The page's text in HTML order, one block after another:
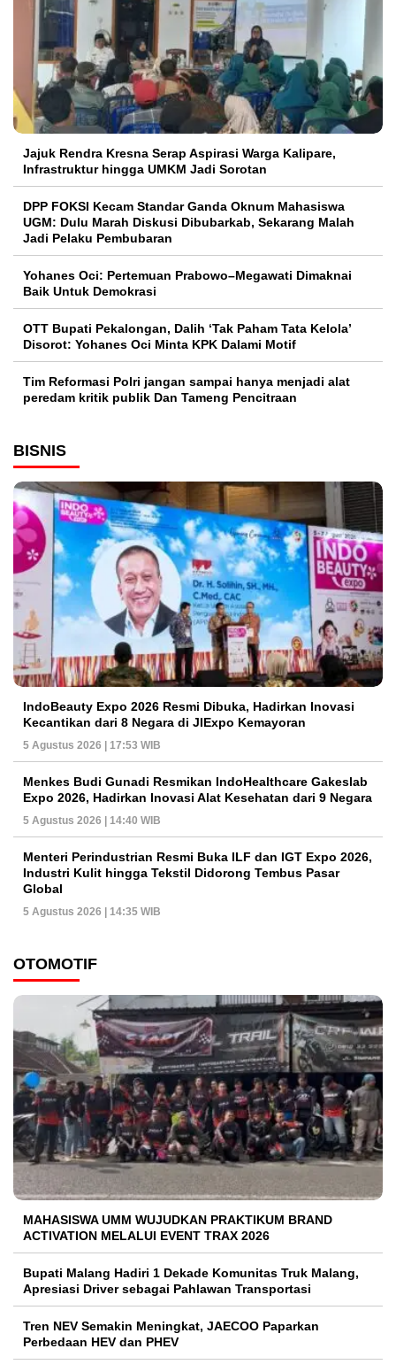
Jajuk Rendra Kresna Serap Aspirasi Warga Kalipare,
Infrastruktur hingga UMKM Jadi Sorotan
DPP FOKSI Kecam Standar Ganda Oknum Mahasiswa
UGM: Dulu Marah Diskusi Dibubarkab, Sekarang Malah
Jadi Pelaku Pembubaran
Yohanes Oci: Pertemuan Prabowo–Megawati Dimaknai
Baik Untuk Demokrasi
OTT Bupati Pekalongan, Dalih ‘Tak Paham Tata Kelola’
Disorot: Yohanes Oci Minta KPK Dalami Motif
Tim Reformasi Polri jangan sampai hanya menjadi alat
peredam kritik publik Dan Tameng Pencitraan
BISNIS
IndoBeauty Expo 2026 Resmi Dibuka, Hadirkan Inovasi
Kecantikan dari 8 Negara di JIExpo Kemayoran
5 Agustus 2026 | 17:53 WIB
Menkes Budi Gunadi Resmikan IndoHealthcare Gakeslab
Expo 2026, Hadirkan Inovasi Alat Kesehatan dari 9 Negara
5 Agustus 2026 | 14:40 WIB
Menteri Perindustrian Resmi Buka ILF dan IGT Expo 2026,
Industri Kulit hingga Tekstil Didorong Tembus Pasar
Global
5 Agustus 2026 | 14:35 WIB
OTOMOTIF
MAHASISWA UMM WUJUDKAN PRAKTIKUM BRAND
ACTIVATION MELALUI EVENT TRAX 2026
Bupati Malang Hadiri 1 Dekade Komunitas Truk Malang,
Apresiasi Driver sebagai Pahlawan Transportasi
Tren NEV Semakin Meningkat, JAECOO Paparkan
Perbedaan HEV dan PHEV